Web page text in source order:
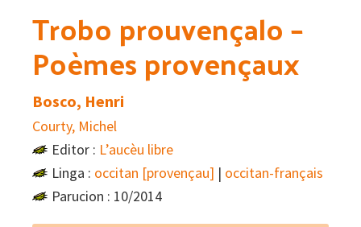
Trobo prouvençalo –
Poèmes provençaux
Bosco, Henri
Courty, Michel
Editor : L’aucèu libre
Linga : occitan [provençau] | occitan-français
Parucion : 10/2014